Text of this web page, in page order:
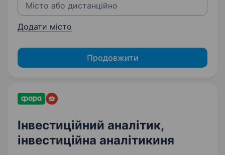
Додати місто
Продовжити
Інвестиційний аналітик,
інвестиційна аналітикиня